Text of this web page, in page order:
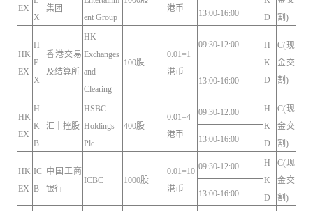
EX
X
集团
ent Group
港币
D
割)
13:00-16:00
HK
EX
H
E
X
香港交易
及结算所
HK
Exchanges
and
Clearing
100股
0.01=1
港币
09:30-12:00
H
K
D
C(现
金交
割)
13:00-16:00
HK
EX
H
K
B
汇丰控股
HSBC
Holdings
Plc.
400股
0.01=4
港币
09:30-12:00
H
K
D
C(现
金交
割)
13:00-16:00
HK
EX
IC
B
中国工商
银行
ICBC 1000股
0.01=10
港币
09:30-12:00
H
K
D
C(现
金交
割)
13:00-16:00